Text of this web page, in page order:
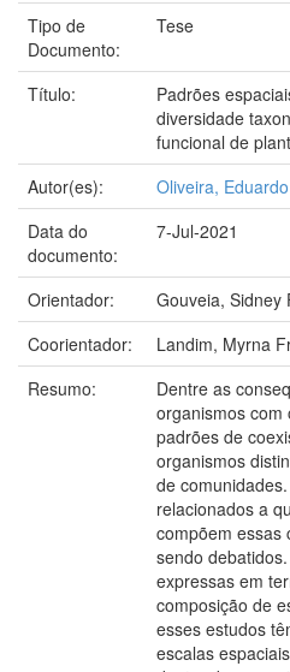
Tipo de
Documento:
Tese
Título:
Padrões
diversidade
funcional de
Autor(es):
Oliveira,
Data do
documento:
7-Jul-2021
Orientador:
Gouveia, Sidney
Coorientador:
Landim, Myrna
Resumo:
Dentre as
organismos com
padrões de
organismos
de
relacionados a
compõem essas
sendo
expressas em
composição de
esses estudos
escalas